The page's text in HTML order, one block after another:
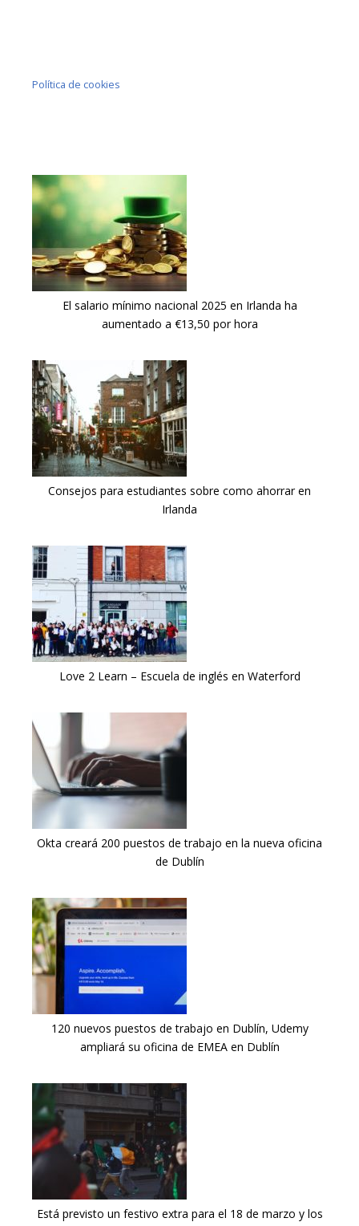
Política de cookies
El salario mínimo nacional 2025 en Irlanda ha
aumentado a €13,50 por hora
Consejos para estudiantes sobre como ahorrar en
Irlanda
Love 2 Learn – Escuela de inglés en Waterford
Okta creará 200 puestos de trabajo en la nueva oficina
de Dublín
120 nuevos puestos de trabajo en Dublín, Udemy
ampliará su oficina de EMEA en Dublín
Está previsto un festivo extra para el 18 de marzo y los